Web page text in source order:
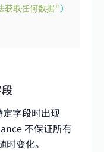
取任何数据")
定字段时出现
不保证所有
变化。